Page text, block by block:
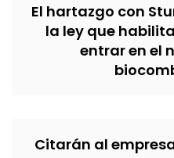
El hartazgo con
la ley que
entrar en el
Citarán al